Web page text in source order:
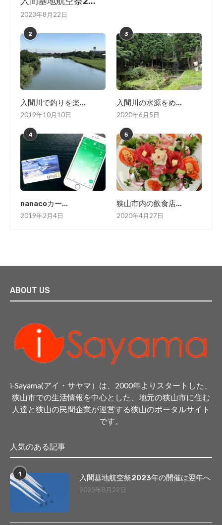
2023年8月22日
2
入間川で釣りを楽...
2019年10月10日
3
入間川の水源をめ...
2020年6月5日
4
nanacoカー...
2019年2月4日
5
狭山市内の飲食店...
2020年4月27日
ABOUT US
i-Sayama(アイ・サヤマ）は、2000年よりスタートした、
狭山市での生活情報を中心とした、地元の狭山市に住む
人達と狭山の民間企業が運営する狭山のポータルサイト
です。
人気のある記事
1 入間基地航空祭2023年の開催は翌年へ
2023年8月22日